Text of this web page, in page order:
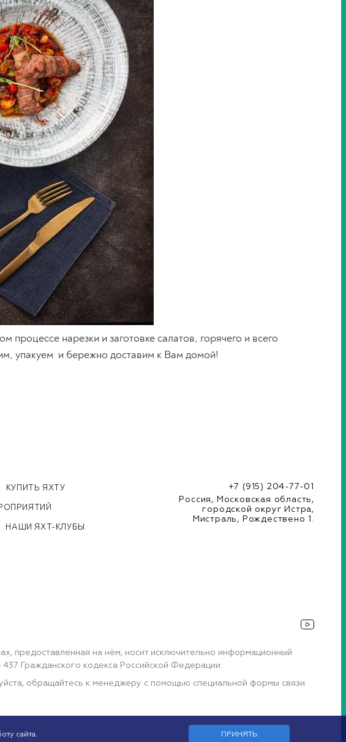
процессе нарезки и заготовке салатов, горячего и всего
упакуем и бережно доставим к Вам домой!
КУПИТЬ ЯХТУ
НАШИ ЯХТ-КЛУБЫ
+7 (915) 204-77-01
Россия, Московская область,
городской округ Истра,
Мистраль, Рождествено 1.
предоставленная на нём, носит исключительно информационный
Гражданского кодекса Российской Федерации.
обращайтесь к менеджеру с помощью специальной формы связи
сайта. ПРИНЯТЬ